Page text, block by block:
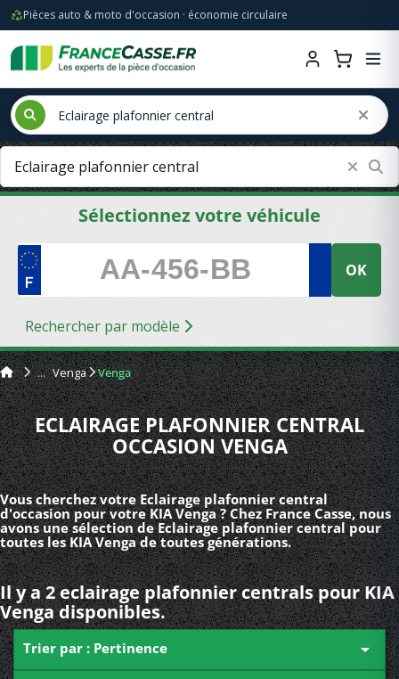
Pièces auto & moto d'occasion · économie circulaire
Sélectionnez votre véhicule
OK
Rechercher par modèle
Venga Venga
ECLAIRAGE PLAFONNIER CENTRAL
OCCASION VENGA
Vous cherchez votre Eclairage plafonnier central
d'occasion pour votre KIA Venga ? Chez France Casse, nous
avons une sélection de Eclairage plafonnier central pour
toutes les KIA Venga de toutes générations.
Il y a 2 eclairage plafonnier centrals pour KIA
Venga disponibles.
Trier par : Pertinence 